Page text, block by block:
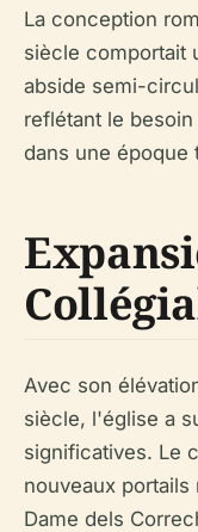
La conception
siècle comportait
abside semi-
reflétant le
dans une époque
Avec son
siècle, l'église a
significatives. Le
nouveaux
Dame dels